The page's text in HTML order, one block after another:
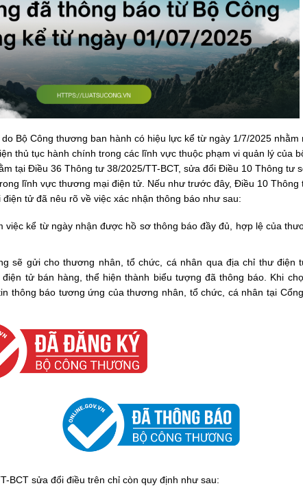
Bộ Công thương ban hành có hiệu lực kể từ ngày 1/7/2025 nhằm
thủ tục hành chính trong các lĩnh vực thuộc phạm vi quản lý của
tại Điều 36 Thông tư 38/2025/TT-BCT, sửa đổi Điều 10 Thông tư
lĩnh vực thương mại điện tử. Nếu như trước đây, Điều 10 Thông
tử đã nêu rõ về việc xác nhận thông báo như sau:
việc kể từ ngày nhận được hồ sơ thông báo đầy đủ, hợp lệ của
sẽ gửi cho thương nhân, tổ chức, cá nhân qua địa chỉ thư điện
tử bán hàng, thể hiện thành biểu tượng đã thông báo. Khi
thông báo tương ứng của thương nhân, tổ chức, cá nhân tại
BCT sửa đổi điều trên chỉ còn quy định như sau: